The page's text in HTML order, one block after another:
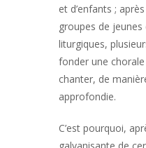
et d’enfants ;
groupes de
liturgiques,
fonder une
chanter, de
approfondie.
C’est pourquoi,